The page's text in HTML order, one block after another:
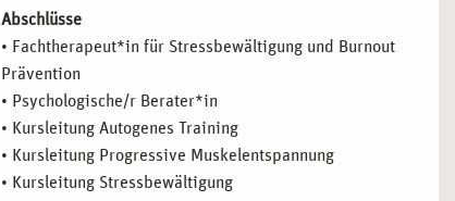
Abschlüsse
• Fachtherapeut*in für Stressbewältigung und Burnout
Prävention
• Psychologische/r Berater*in
• Kursleitung Autogenes Training
• Kursleitung Progressive Muskelentspannung
• Kursleitung Stressbewältigung